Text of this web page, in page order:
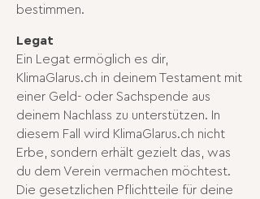
bestimmen.
Legat
Ein Legat ermöglich es dir,
KlimaGlarus.ch in deinem Testament mit
einer Geld- oder Sachspende aus
deinem Nachlass zu unterstützen. In
diesem Fall wird KlimaGlarus.ch nicht
Erbe, sondern erhält gezielt das, was
du dem Verein vermachen möchtest.
Die gesetzlichen Pflichtteile für deine